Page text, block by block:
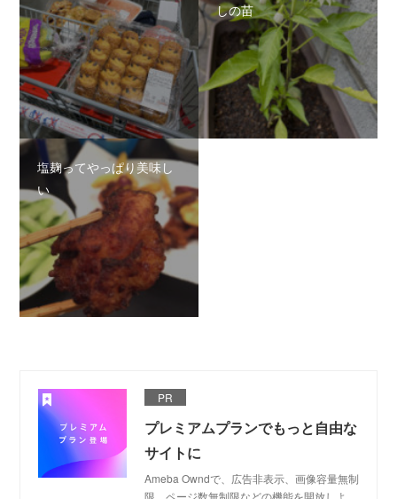
しの苗
塩麹ってやっぱり美味し
い
PR
プレミアムプランでもっと自由な
サイトに
Ameba Owndで、広告非表示、画像容量無制